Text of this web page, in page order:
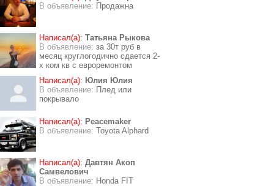
В объявление: Продажна
Написал(а): Татьяна Рыкова
В объявление: за 30т руб в
месяц круглогодично сдается 2-
х ком кв с евроремонтом
Написал(а): Юлия Юлия
В объявление: Плед или
покрывало
Написал(а): Peacemaker
В объявление: Toyota Alphard
Написал(а): Давтян Акоп
Самвелович
В объявление: Honda FIT